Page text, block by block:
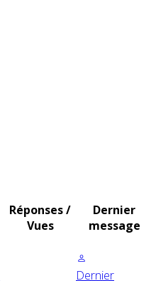
Réponses /
Vues
Dernier
message
Dernier